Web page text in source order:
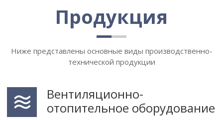
Продукция
Ниже представлены основные виды производственно-
технической продукции
Вентиляционно-
отопительное оборудование